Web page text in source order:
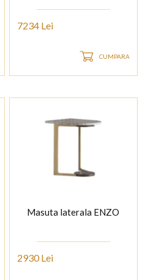
7234 Lei
CUMPARA
Masuta laterala ENZO
2930 Lei